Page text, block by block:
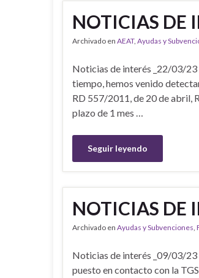
NOTICIAS DE
Archivado en AEAT, Ayudas y
Noticias de interés _22/03/23
tiempo, hemos venido
RD 557/2011, de 20 de abril,
plazo de 1 mes …
Seguir leyendo
NOTICIAS DE
Archivado en Ayudas y Subvenciones,
Noticias de interés _09/03/23
puesto en contacto con la